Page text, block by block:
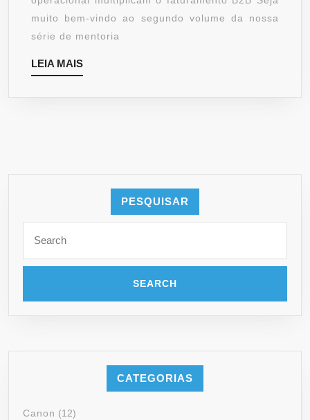
muito bem-vindo ao segundo volume da nossa
série de mentoria
LEIA MAISLEIA
MAIS
PESQUISAR
for:
CATEGORIAS
Canon (12)